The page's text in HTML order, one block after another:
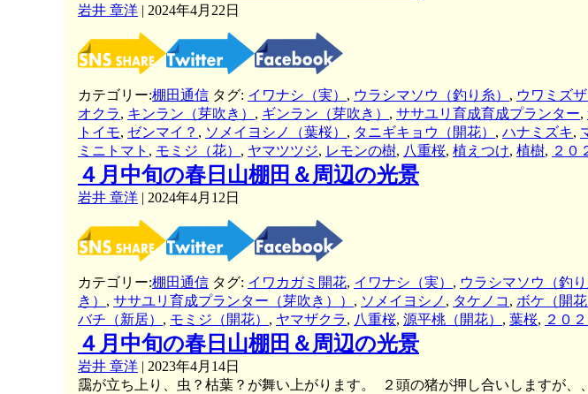
岩井 章洋 | 2024年4月22日
カテゴリー:棚田通信 タグ: イワナシ（実） , ウラシマソウ（釣り糸） , ウワミズ
オクラ, キンラン（芽吹き） , ギンラン（芽吹き） , ササユリ育成育成プランター,
トイモ, ゼンマイ？ , ソメイヨシノ（葉桜） , タニギキョウ（開花） , ハナミズキ,
ミニトマト , モミジ（花） , ヤマツツジ, レモンの樹, 八重桜, 植えつけ, 植樹, ２０
４月中旬の春日山棚田＆周辺の光景
岩井 章洋 | 2024年4月12日
カテゴリー:棚田通信 タグ: イワカガミ開花, イワナシ（実） , ウラシマソウ（釣り
き） , ササユリ育成プランター（芽吹き）） , ソメイヨシノ , タケノコ , ボケ（開花
バチ（新居） , モミジ（開花） , ヤマザクラ, 八重桜, 源平桃（開花） , 葉桜, ２０
４月中旬の春日山棚田＆周辺の光景
岩井 章洋 | 2023年4月14日
靄が立ち上り、虫？枯葉？が舞い上がります。 ２頭の猪が押し合いしますが、